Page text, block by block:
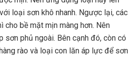
loại sơn khô nhanh. Ngược lại, các
cho bề mặt mịn màng hơn. Nên
sơn phủ ngoài. Bên cạnh đó, còn có
rào và loại con lăn áp lực để sơn